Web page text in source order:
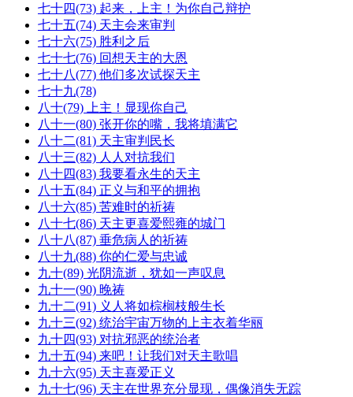
七十四(73) 起来，上主！为你自己辩护
七十五(74) 天主会来审判
七十六(75) 胜利之后
七十七(76) 回想天主的大恩
七十八(77) 他们多次试探天主
七十九(78)
八十(79) 上主！显现你自己
八十一(80) 张开你的嘴，我将填满它
八十二(81) 天主审判民长
八十三(82) 人人对抗我们
八十四(83) 我要看永生的天主
八十五(84) 正义与和平的拥抱
八十六(85) 苦难时的祈祷
八十七(86) 天主更喜爱熙雍的城门
八十八(87) 垂危病人的祈祷
八十九(88) 你的仁爱与忠诚
九十(89) 光阴流逝，犹如一声叹息
九十一(90) 晚祷
九十二(91) 义人将如棕榈枝般生长
九十三(92) 统治宇宙万物的上主衣着华丽
九十四(93) 对抗邪恶的统治者
九十五(94) 来吧！让我们对天主歌唱
九十六(95) 天主喜爱正义
九十七(96) 天主在世界充分显现，偶像消失无踪